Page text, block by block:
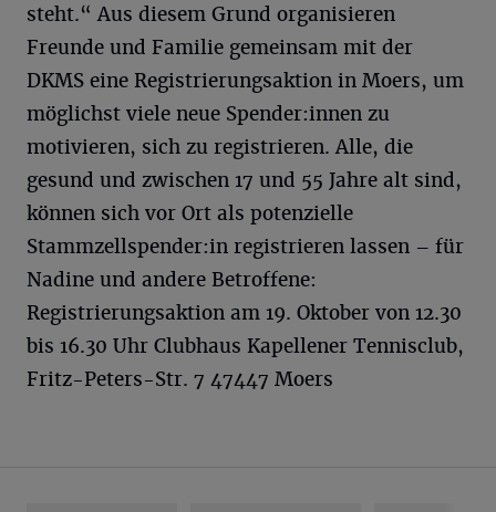
steht.“ Aus diesem Grund organisieren
Freunde und Familie gemeinsam mit der
DKMS eine Registrierungsaktion in Moers, um
möglichst viele neue Spender:innen zu
motivieren, sich zu registrieren. Alle, die
gesund und zwischen 17 und 55 Jahre alt sind,
können sich vor Ort als potenzielle
Stammzellspender:in registrieren lassen – für
Nadine und andere Betroffene:
Registrierungsaktion am 19. Oktober von 12.30
bis 16.30 Uhr Clubhaus Kapellener Tennisclub,
Fritz-Peters-Str. 7 47447 Moers